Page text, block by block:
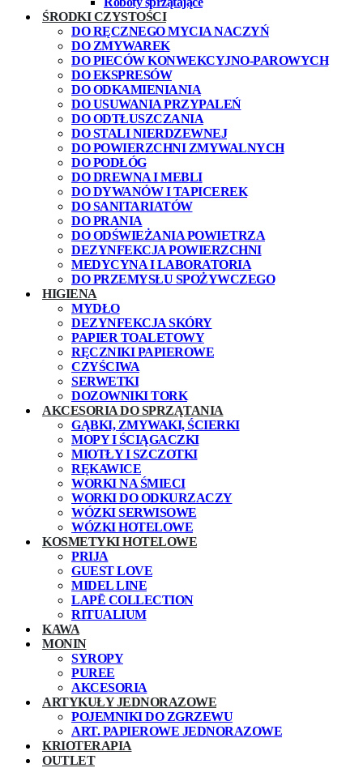
ŚRODKI CZYSTOŚCI
DO RĘCZNEGO MYCIA NACZYŃ
DO ZMYWAREK
DO PIECÓW KONWEKCYJNO-PAROWYCH
DO EKSPRESÓW
DO ODKAMIENIANIA
DO USUWANIA PRZYPALEŃ
DO ODTŁUSZCZANIA
DO STALI NIERDZEWNEJ
DO POWIERZCHNI ZMYWALNYCH
DO PODŁÓG
DO DREWNA I MEBLI
DO DYWANÓW I TAPICEREK
DO SANITARIATÓW
DO PRANIA
DO ODŚWIEŻANIA POWIETRZA
DEZYNFEKCJA POWIERZCHNI
MEDYCYNA I LABORATORIA
DO PRZEMYSŁU SPOŻYWCZEGO
HIGIENA
MYDŁO
DEZYNFEKCJA SKÓRY
PAPIER TOALETOWY
RĘCZNIKI PAPIEROWE
CZYŚCIWA
SERWETKI
DOZOWNIKI TORK
AKCESORIA DO SPRZĄTANIA
GĄBKI, ZMYWAKI, ŚCIERKI
MOPY I ŚCIĄGACZKI
MIOTŁY I SZCZOTKI
RĘKAWICE
WORKI NA ŚMIECI
WORKI DO ODKURZACZY
WÓZKI SERWISOWE
WÓZKI HOTELOWE
KOSMETYKI HOTELOWE
PRIJA
GUEST LOVE
MIDEL LINE
LAPĒ COLLECTION
RITUALIUM
KAWA
MONIN
SYROPY
PUREE
AKCESORIA
ARTYKUŁY JEDNORAZOWE
POJEMNIKI DO ZGRZEWU
ART. PAPIEROWE JEDNORAZOWE
KRIOTERAPIA
OUTLET